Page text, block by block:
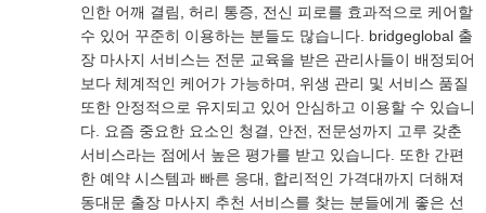
인한 어깨 결림, 허리 통증, 전신 피로를 효과적으로 케어할
수 있어 꾸준히 이용하는 분들도 많습니다. bridgeglobal 출
장 마사지 서비스는 전문 교육을 받은 관리사들이 배정되어
보다 체계적인 케어가 가능하며, 위생 관리 및 서비스 품질
또한 안정적으로 유지되고 있어 안심하고 이용할 수 있습니
다. 요즘 중요한 요소인 청결, 안전, 전문성까지 고루 갖춘
서비스라는 점에서 높은 평가를 받고 있습니다. 또한 간편
한 예약 시스템과 빠른 응대, 합리적인 가격대까지 더해져
동대문 출장 마사지 추천 서비스를 찾는 분들에게 좋은 선